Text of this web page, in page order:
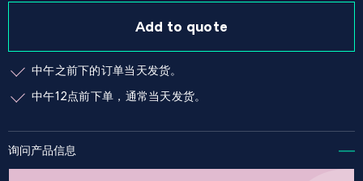
Add to quote
中午之前下的订单当天发货。
中午12点前下单，通常当天发货。
询问产品信息